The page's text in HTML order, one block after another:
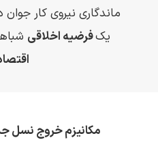
ماندگاری نیروی کار
یکفرضیه اخلاقی
مکانیزم خروج نسل